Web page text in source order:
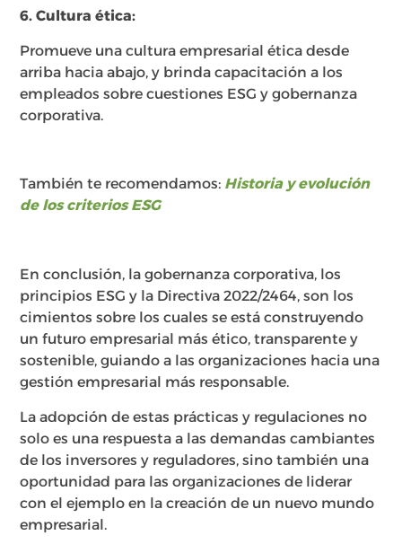
6. Cultura ética:
Promueve una cultura empresarial ética desde
arriba hacia abajo, y brinda capacitación a los
empleados sobre cuestiones ESG y gobernanza
corporativa.
También te recomendamos: Historia y evolución
de los criterios ESG
En conclusión, la gobernanza corporativa, los
principios ESG y la Directiva 2022/2464, son los
cimientos sobre los cuales se está construyendo
un futuro empresarial más ético, transparente y
sostenible, guiando a las organizaciones hacia una
gestión empresarial más responsable.
La adopción de estas prácticas y regulaciones no
solo es una respuesta a las demandas cambiantes
de los inversores y reguladores, sino también una
oportunidad para las organizaciones de liderar
con el ejemplo en la creación de un nuevo mundo
empresarial.